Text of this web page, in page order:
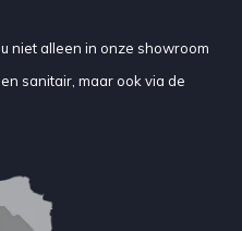
niet alleen in onze showroom
sanitair, maar ook via de